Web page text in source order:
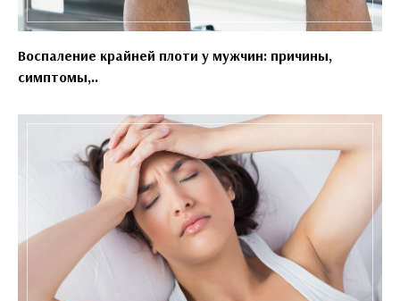
Воспаление крайней плоти у мужчин: причины,
симптомы,..